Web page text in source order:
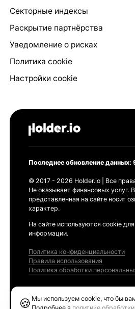
Секторные индексы
Раскрытие партнёрства
Уведомление о рисках
Политика cookie
Настройки cookie
Последнее обновление данных:
© 2017 - 2026 Holder.io | Все
Не оказывает финансовых услуг.
представленная на сайте носит
характер.
На сайте используются cookie
информации.
Политика конфиденциальности
Правила использования
Политика обработки
🍪 Мы используем cookie, что бы
Ethereum GAS Tracker